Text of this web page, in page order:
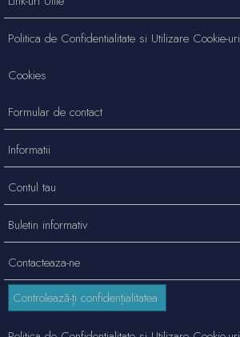
Contacteaza-ne
Politica de Confidentialitate si Utilizare Cookie-uri
Cookies
Formular de contact
Informatii
Contul tau
Buletin informativ
Controlează-ți confidențialitatea